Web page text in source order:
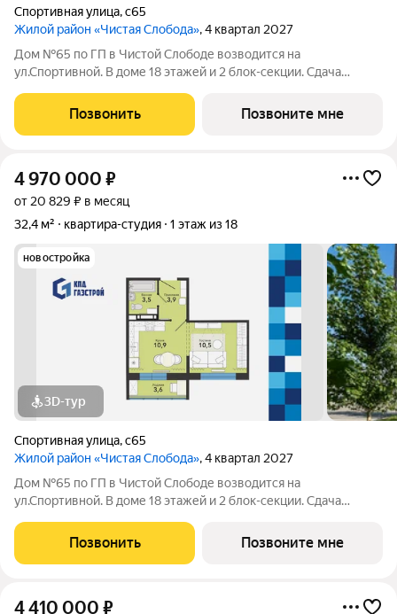
Спортивная улица,с65
Жилой район «Чистая Слобода», 4 квартал 2027
Дом №65 по ГП в Чистой Слободе возводится на
ул.Спортивной. В доме 18 этажей и 2 блок-секции. Сдача
жителей в доме предусмотрены: видеонаблюдение в местах
общего пользования и во дворе,
Позвонить Позвоните мне
4 970 000 ₽
от 20 829 ₽ в месяц
32,4 м²
квартира-студия 1 этаж из 18
новостройка
3D-тур
Спортивная улица,с65
Жилой район «Чистая Слобода», 4 квартал 2027
Дом №65 по ГП в Чистой Слободе возводится на
ул.Спортивной. В доме 18 этажей и 2 блок-секции. Сдача
жителей в доме предусмотрены: видеонаблюдение в местах
общего пользования и во дворе,
Позвонить Позвоните мне
4 410 000 ₽